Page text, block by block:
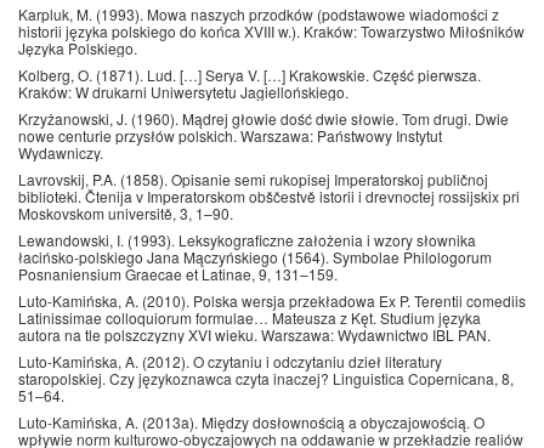
Karpluk, M. (1993). Mowa naszych przodków (podstawowe wiadomości z
historii języka polskiego do końca XVIII w.). Kraków: Towarzystwo Miłośników
Języka Polskiego.
Kolberg, O. (1871). Lud. […] Serya V. […] Krakowskie. Część pierwsza.
Kraków: W drukarni Uniwersytetu Jagiellońskiego.
Krzyżanowski, J. (1960). Mądrej głowie dość dwie słowie. Tom drugi. Dwie
nowe centurie przysłów polskich. Warszawa: Państwowy Instytut
Wydawniczy.
Lavrovskij, P.A. (1858). Opisanie semi rukopisej Imperatorskoj publičnoj
biblioteki. Čtenija v Imperatorskom obščestvě istorii i drevnoctej rossijskix pri
Moskovskom universitě, 3, 1–90.
Lewandowski, I. (1993). Leksykograficzne założenia i wzory słownika
łacińsko-polskiego Jana Mączyńskiego (1564). Symbolae Philologorum
Posnaniensium Graecae et Latinae, 9, 131–159.
Luto-Kamińska, A. (2010). Polska wersja przekładowa Ex P. Terentii comediis
Latinissimae colloquiorum formulae… Mateusza z Kęt. Studium języka
autora na tle polszczyzny XVI wieku. Warszawa: Wydawnictwo IBL PAN.
Luto-Kamińska, A. (2012). O czytaniu i odczytaniu dzieł literatury
staropolskiej. Czy językoznawca czyta inaczej? Linguistica Copernicana, 8,
51–64.
Luto-Kamińska, A. (2013a). Między dosłownością a obyczajowością. O
wpływie norm kulturowo-obyczajowych na oddawanie w przekładzie realiów